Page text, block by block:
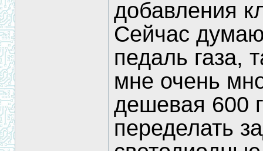
добавления
Сейчас
педаль газа,
мне очень
дешевая 600
переделать